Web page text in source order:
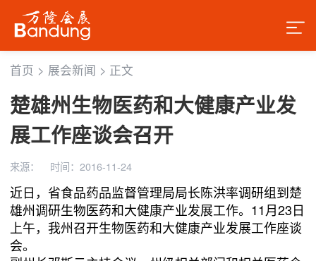
首页 > 展会新闻 > 正文
楚雄州生物医药和大健康产业发
展工作座谈会召开
来源： 时间：2016-11-24
近日，省食品药品监督管理局局长陈洪率调研组到楚
雄州调研生物医药和大健康产业发展工作。11月23日
上午，我州召开生物医药和大健康产业发展工作座谈
会。